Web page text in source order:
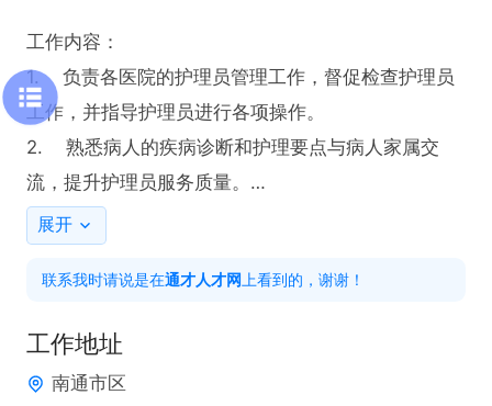
工作内容：
1.    负责各医院的护理员管理工作，督促检查护理员
工作，并指导护理员进行各项操作。
2.    熟悉病人的疾病诊断和护理要点与病人家属交
流，提升护理员服务质量。
3.    协助督导做好护理员招募和入职培训工作，保证
4.    根据病人要求，合理安排护理员上岗。
评，管理员应积极配合院方做好护理员相关管理工
作。
展开
联系我时请说是在通才人才网 上看到的，谢谢！
工作地址
南通市区